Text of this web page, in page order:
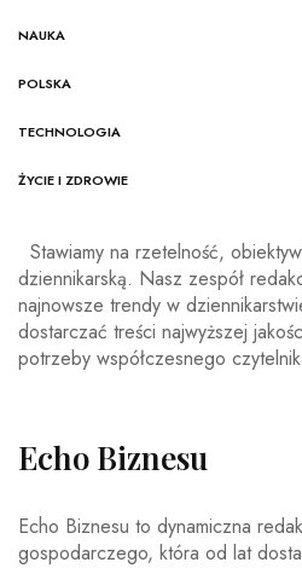
NAUKA
POLSKA
TECHNOLOGIA
ŻYCIE I ZDROWIE
Stawiamy na rzetelność,
dziennikarską. Nasz zespół
najnowsze trendy w
dostarczać treści najwyższej
potrzeby współczesnego
Echo Biznesu
Echo Biznesu to dynamiczna
gospodarczego, która od lat